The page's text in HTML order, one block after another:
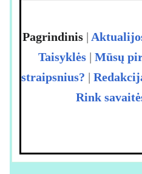
Pagrindinis|
Taisyklės| Mūsų
straipsnius? |
Rink